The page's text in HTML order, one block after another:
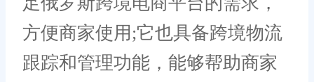
方便商家使用;它也具备跨境物流
跟踪和管理功能，能够帮助商家